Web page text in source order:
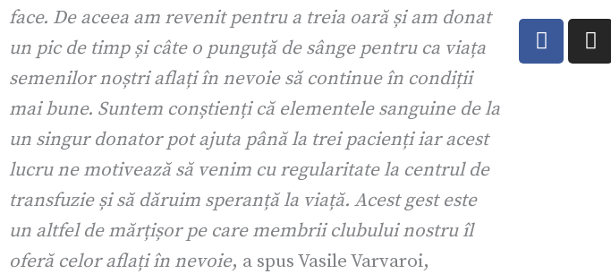
face. De aceea am revenit pentru a treia oară și am donat
un pic de timp și câte o punguță de sânge pentru ca viața
semenilor noștri aflați în nevoie să continue în condiții
mai bune. Suntem conștienți că elementele sanguine de la
un singur donator pot ajuta până la trei pacienți iar acest
lucru ne motivează să venim cu regularitate la centrul de
transfuzie și să dăruim speranță la viață. Acest gest este
un altfel de mărțișor pe care membrii clubului nostru îl
oferă celor aflați în nevoie, a spus Vasile Varvaroi,
F
a
I
n